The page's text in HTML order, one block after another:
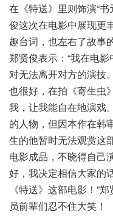
在《特送》里则饰演“
俊这次在电影中展现更
趣台词，也左右了故事
郑贤俊表示：“我在电
对无法离开对方的演技
也很好，在拍《寄生虫
我，让我能自在地演戏
的人物，但因本作在韩
生的他暂时无法观赏这
电影成品，不晓得自己
好，我决定相信大家的
《特送》这部电影！”
员前辈们忍不住大笑！